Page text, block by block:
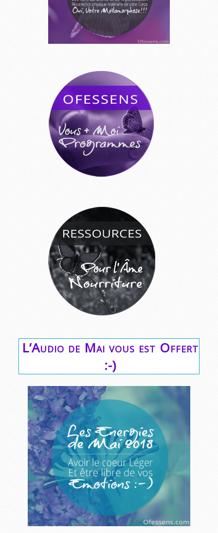
L’Audio de Mai vous est Offert
:-)